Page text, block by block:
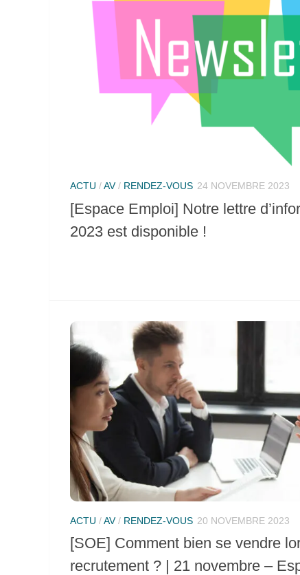
ACTU /AV/ RENDEZ-VOUS 24 NOVEMBRE 2023
[Espace Emploi] Notre lettre
2023 est disponible !
ACTU /AV/ RENDEZ-VOUS 20 NOVEMBRE 2023
[SOE] Comment bien se vendre
recrutement ? | 21 novembre –